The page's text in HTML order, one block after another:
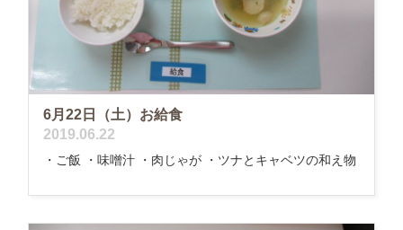
6月22日（土）お給食
2019.06.22
・ご飯 ・味噌汁 ・肉じゃが ・ツナとキャベツの和え物